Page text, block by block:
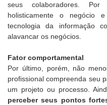
seus colaboradores.
holisticamente o negócio
tecnologia da informação
alavancar os negócios.
Fator comportamental
Por último, porém, não
profissional compreenda seu
um projeto ou processo.
perceber seus pontos